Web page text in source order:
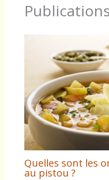
Quelles sont les
au pistou ?